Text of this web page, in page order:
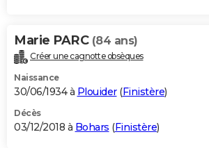
Marie PARC (84 ans)
Créer une cagnotte obsèques
Naissance
30/06/1934 à Plouider(Finistère)
Décès
03/12/2018 à Bohars (Finistère)